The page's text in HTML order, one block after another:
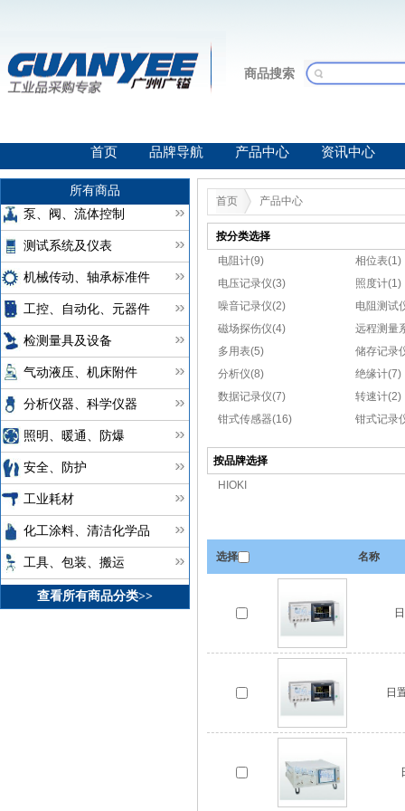
商品搜索
首页 品牌导航 产品中心 资讯中心
所有商品
泵、阀、流体控制
测试系统及仪表
机械传动、轴承标准件
工控、自动化、元器件
检测量具及设备
气动液压、机床附件
分析仪器、科学仪器
照明、暖通、防爆
安全、防护
工业耗材
化工涂料、清洁化学品
工具、包装、搬运
查看所有商品分类>>
首页 产品中心
按分类选择
电阻计(9)
相位表(1)
电压记录仪(3)
照度计(1)
噪音记录仪(2)
电阻测试
磁场探伤仪(4)
远程测量
多用表(5)
储存记录
分析仪(8)
绝缘计(7)
数据记录仪(7)
转速计(2)
钳式传感器(16)
钳式记录
按品牌选择
HIOKI
选择 名称
日